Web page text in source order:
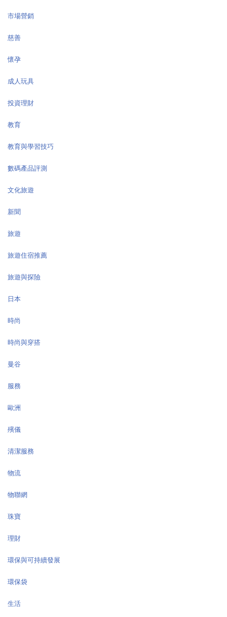
市場營銷
慈善
懷孕
成人玩具
投資理財
教育
教育與學習技巧
數碼產品評測
文化旅遊
新聞
旅遊
旅遊住宿推薦
旅遊與探險
日本
時尚
時尚與穿搭
曼谷
服務
歐洲
殯儀
清潔服務
物流
物聯網
珠寶
理財
環保與可持續發展
環保袋
生活